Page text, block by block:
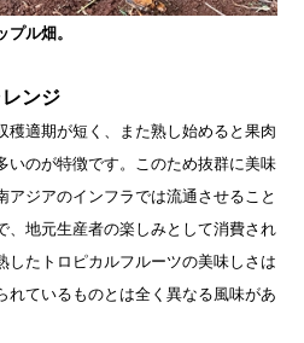
ル畑。
ンジ
穫適期が短く、また熟し始めると果肉
いのが特徴です。このため抜群に美味
アジアのインフラでは流通させること
、地元生産者の楽しみとして消費され
したトロピカルフルーツの美味しさは
れているものとは全く異なる風味があ